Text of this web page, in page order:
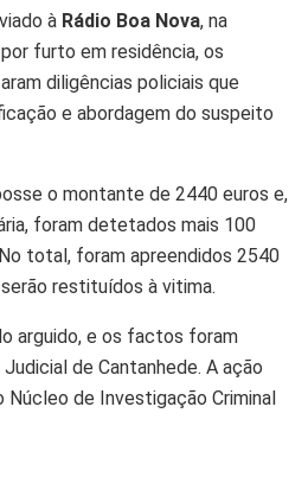
à Rádio Boa Nova, na
furto em residência, os
diligências policiais que
e abordagem do suspeito
o montante de 2440 euros e,
foram detetados mais 100
total, foram apreendidos 2540
restituídos à vitima.
arguido, e os factos foram
de Cantanhede. A ação
de Investigação Criminal